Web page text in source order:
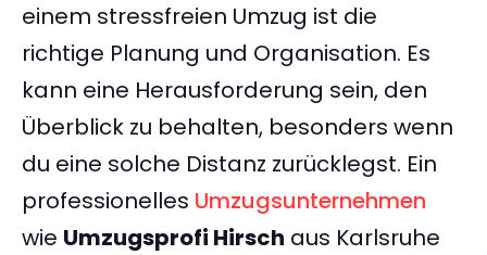
einem stressfreien Umzug ist die
richtige Planung und Organisation. Es
kann eine Herausforderung sein, den
Überblick zu behalten, besonders wenn
du eine solche Distanz zurücklegst. Ein
professionelles Umzugsunternehmen
wie Umzugsprofi Hirsch aus Karlsruhe